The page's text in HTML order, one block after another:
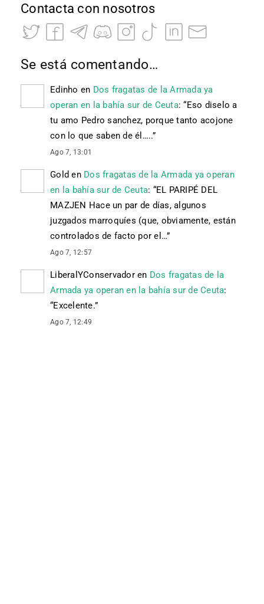
Contacta con nosotros
Se está comentando…
Edinho en Dos fragatas de la Armada ya
operan en la bahía sur de Ceuta: “Eso diselo a
tu amo Pedro sanchez, porque tanto acojone
con lo que saben de él…..”
Ago 7, 13:01
Gold en Dos fragatas de la Armada ya operan
en la bahía sur de Ceuta: “EL PARIPÉ DEL
MAZJEN Hace un par de días, algunos
juzgados marroquíes (que, obviamente, están
controlados de facto por el…”
Ago 7, 12:57
LiberalYConservadoren Dos fragatas de la
Armada ya operan en la bahía sur de Ceuta:
“Excelente.”
Ago 7, 12:49